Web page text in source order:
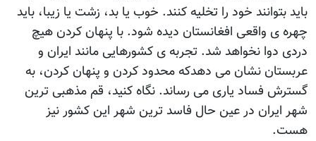
بايد بتوانند خود را تخليه کنند. خوب يا بد، زشت يا زيبا، بايد
چهره ی واقعی افغانستان ديده شود. با پنهان کردن هيچ
دردی دوا نخواهد شد. تجربه ی کشورهايی مانند ايران و
عربستان نشان می دهدکه محدود کردن و پنهان کردن، به
گسترش فساد ياری می رساند. نگاه کنيد، قم مذهبی ترين
شهر ايران در عين حال فاسد ترين شهر اين کشور نيز
هست.